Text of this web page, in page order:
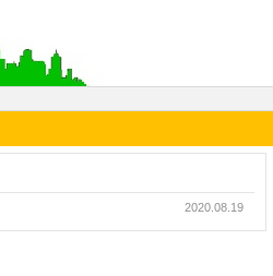
2020.08.19